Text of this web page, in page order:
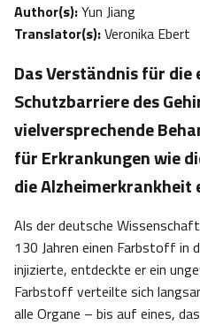
Author(s):Yun Jiang
Translator(s):Veronika Ebert
Das Verständnis für
Schutzbarriere des
vielversprechende
für Erkrankungen wie
die Alzheimerkrankheit
Als der deutsche
130 Jahren einen Farbstoff in
injizierte, entdeckte er ein
Farbstoff verteilte sich
alle Organe – bis auf eines,